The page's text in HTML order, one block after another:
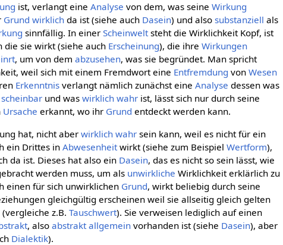
ist, verlangt eineAnalyse von dem, was seineWirkung
Grund wirklich da ist (siehe auch Dasein) und alsosubstanziell als
sinnfällig. In einerScheinweltsteht die Wirklichkeit Kopf, ist
die sie wirkt (siehe auch Erscheinung), die ihreWirkungen
, um von demabzusehen, was sie begründet. Man spricht
weil sich mit einem Fremdwort eine Entfremdung vonWesen
Erkenntnis verlangt nämlich zunächst eineAnalyse dessen was
scheinbar und waswirklich wahr ist, lässt sich nur durch seine
Ursache erkannt, wo ihr Grund entdeckt werden kann.
hat, nicht aberwirklich wahr sein kann, weil es nicht für ein
ein Drittes inAbwesenheit wirkt (siehe zum BeispielWertform),
da ist. Dieses hat also ein Dasein, das es nicht so sein lässt, wie
werden muss, um als unwirkliche Wirklichkeit erklärlich zu
einen für sich unwirklichen Grund, wirkt beliebig durch seine
gleichgültig erscheinen weil sie allseitig gleich gelten
(vergleiche z.B.Tauschwert). Sie verweisen lediglich auf einen
, alsoabstrakt allgemein vorhanden ist (siehe Dasein), aber
Dialektik).